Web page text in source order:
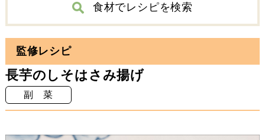
食材でレシピを検索
監修レシピ
長芋のしそはさみ揚げ
副 菜